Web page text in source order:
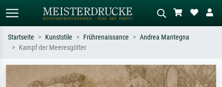
Suchen Sie nach Künstlern, Werktiteln
oder Stilen – z.B. Monet,
Beschreiben Sie die Szene – z.B. Grüne
Wiese, Abstrakt mit viel Rot, Dunkles
Startseite Kunststile Frührenaissance
Andrea Mantegna
Kampf der Meeresgötter